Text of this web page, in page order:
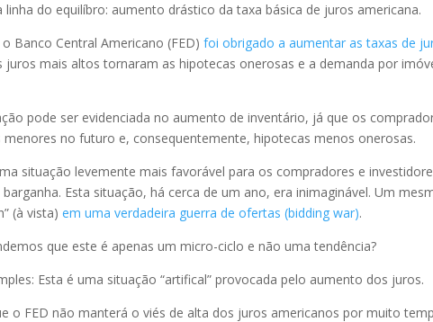
linha do equilíbro: aumento drástico da taxa básica de juros americana.
Banco Central Americano (FED)foi obrigado a aumentar as taxas de
juros mais altos tornaram as hipotecas onerosas e a demanda por
pode ser evidenciada no aumento de inventário, já que os
menores no futuro e, consequentemente, hipotecas menos onerosas.
situação levemente mais favorável para os compradores e
Esta situação, há cerca de um ano, era inimaginável. Um
(à vista)em uma verdadeira guerra de ofertas (bidding war).
que este é apenas um micro-ciclo e não uma tendência?
Esta é uma situação “artifical” provocada pelo aumento dos juros.
o FED não manterá o viés de alta dos juros americanos por muito